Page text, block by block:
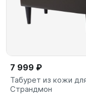
7 999 ₽
Табурет из кожи
Страндмон